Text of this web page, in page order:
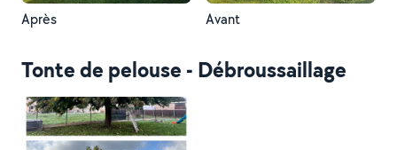
Après Avant
Tonte de pelouse - Débroussaillage